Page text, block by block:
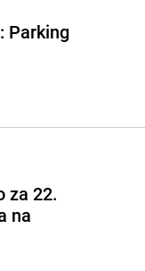
Parking
za 22.
na